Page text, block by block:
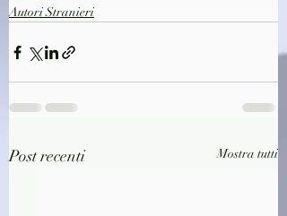
Autori Stranieri
Post recenti Mostra tutti